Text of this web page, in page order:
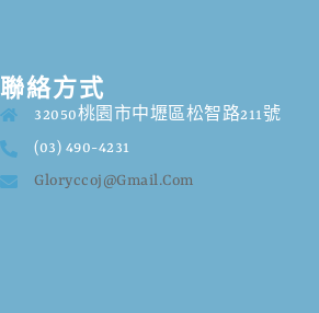
聯絡方式
32050桃園市中壢區松智路211號
(03) 490-4231
Gloryccoj@gmail.com